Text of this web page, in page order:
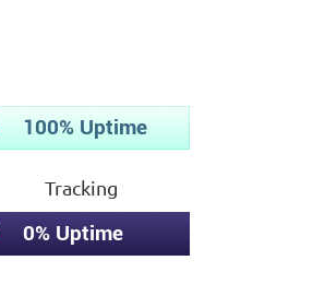
Tracking